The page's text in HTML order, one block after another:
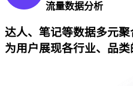
流量数据分析
达人、笔记等数据多元
为用户展现各行业、品类